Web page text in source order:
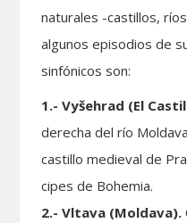
naturales -castillos,
algunos episodios de
sinfónicos son:
1.- Vyšehrad (El
derecha del río
castillo medieval de
cipes de Bohemia.
2.- Vltava (Moldava).